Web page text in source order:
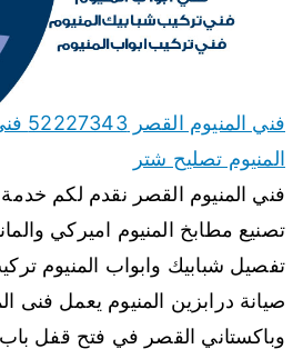
فني
المنيوم تصليح شتر
فني المنيوم القصر نقدم لكم
تصنيع مطابخ المنيوم اميركي
تفصيل شبابيك وابواب المنيوم
صيانة درابزين المنيوم يعمل فنى
وباكستاني القصر في فتح قفل باب